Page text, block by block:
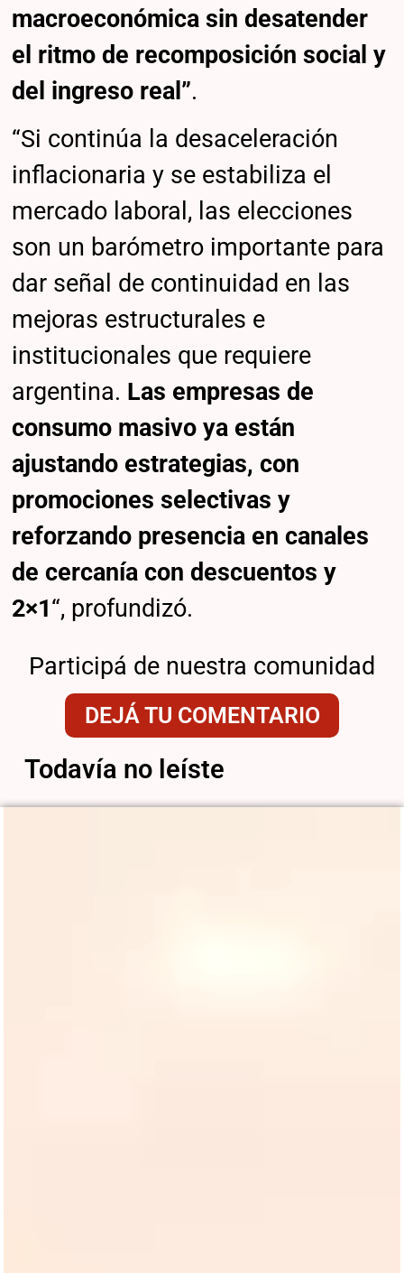
macroeconómica sin desatender
el ritmo de recomposición social y
del ingreso real”.
“Si continúa la desaceleración
inflacionaria y se estabiliza el
mercado laboral, las elecciones
son un barómetro importante para
dar señal de continuidad en las
mejoras estructurales e
institucionales que requiere
argentina. Las empresas de
consumo masivo ya están
ajustando estrategias, con
promociones selectivas y
reforzando presencia en canales
de cercanía con descuentos y
2×1“, profundizó.
Participá de nuestra comunidad
DEJÁ TU COMENTARIO
Todavía no leíste